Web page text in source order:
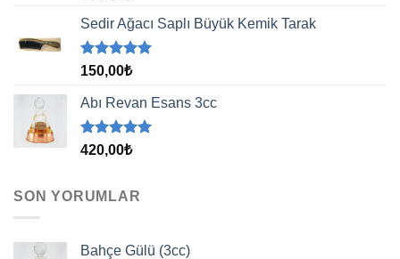
aldı
Sedir Ağacı Saplı Büyük Kemik Tarak
5 üzerinden
aldı
150,00₺
Abı Revan Esans 3cc
5 üzerinden
420,00₺
SON YORUMLAR
Bahçe Gülü (3cc)